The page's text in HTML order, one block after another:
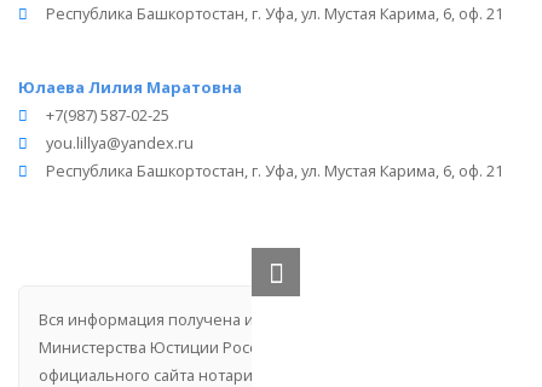
Республика Башкортостан, г. Уфа, ул. Мустая Карима, 6, оф. 21
Юлаева Лилия Маратовна
+7(987) 587-02-25
you.lillya@yandex.ru
Республика Башкортостан, г. Уфа, ул. Мустая Карима, 6, оф. 21
Вся информация получена из открытого реестра
Министерства Юстиции Российской Федерации и с
официального сайта нотариальной палаты Республики